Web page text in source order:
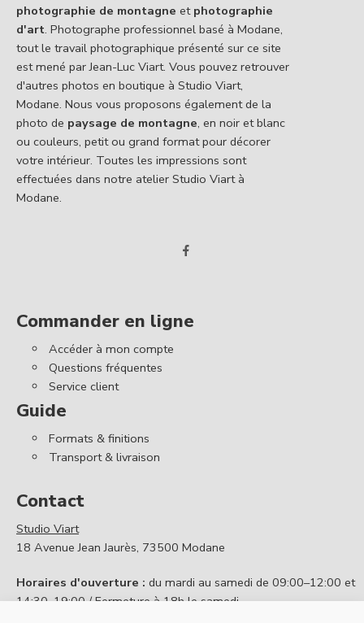
photographie de montagne et photographie
d'art. Photographe professionnel basé à Modane,
tout le travail photographique présenté sur ce site
est mené par Jean-Luc Viart. Vous pouvez retrouver
d'autres photos en boutique à Studio Viart,
Modane. Nous vous proposons également de la
photo de paysage de montagne, en noir et blanc
ou couleurs, petit ou grand format pour décorer
votre intérieur. Toutes les impressions sont
effectuées dans notre atelier Studio Viart à
Modane.
Commander en ligne
Accéder à mon compte
Questions fréquentes
Service client
Guide
Formats & finitions
Transport & livraison
Contact
Studio Viart
18 Avenue Jean Jaurès, 73500 Modane
Horaires d'ouverture : du mardi au samedi de 09:00–12:00 et
14:30–19:00 / Fermeture à 18h le samedi